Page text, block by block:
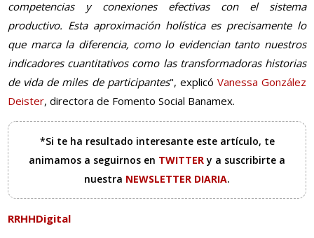
competencias y conexiones efectivas con el sistema
productivo. Esta aproximación holística es precisamente lo
que marca la diferencia, como lo evidencian tanto nuestros
indicadores cuantitativos como las transformadoras historias
de vida de miles de participantes", explicó Vanessa González
Deister, directora de Fomento Social Banamex.
*Si te ha resultado interesante este artículo, te
animamos a seguirnos en TWITTERy a suscribirte a
nuestra NEWSLETTER DIARIA.
RRHHDigital